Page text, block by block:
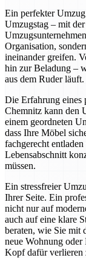
Ein perfekter
Umzugstag – mit
Organisation,
ineinander greifen.
hin zur Beladung –
aus dem Ruder läuft.
Die Erfahrung eines
Chemnitz kann den
einem geordneten
dass Ihre Möbel
fachgerecht
Lebensabschnitt
müssen.
Ein stressfreier
Ihrer Seite. Ein
nicht nur auf
auch auf eine klare
beraten, wie Sie mit
neue Wohnung oder
Kopf dafür verlieren